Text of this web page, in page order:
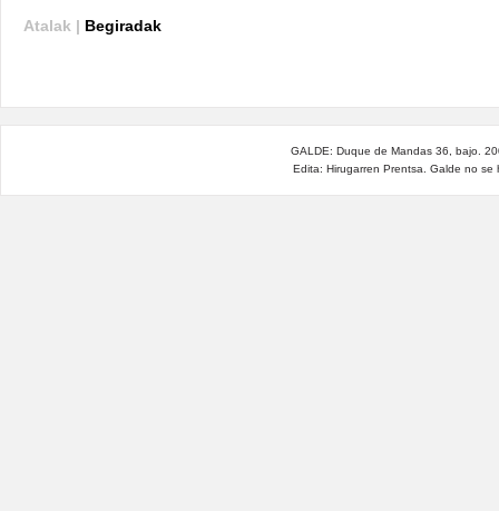
Atalak | Begiradak
GALDE: Duque de Mandas 36, bajo.
Edita: Hirugarren Prentsa. Galde no